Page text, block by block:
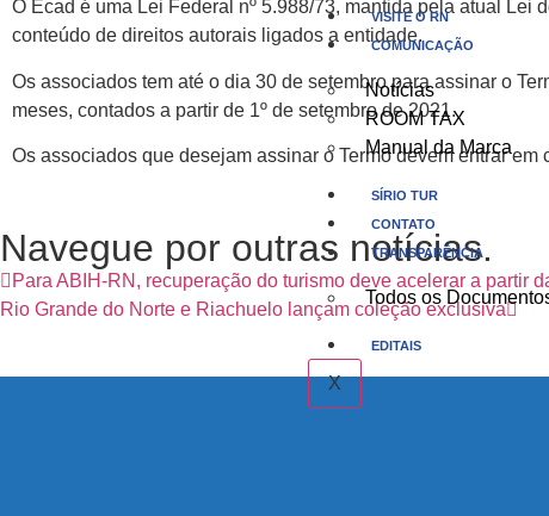
VISITE O RN
COMUNICAÇÃO
Notícias
ROOM TAX
Manual da Marca
SÍRIO TUR
CONTATO
TRANSPARÊNCIA
Todos os
EDITAIS
X
O Ecad é uma Lei Federal nº 5.988/73, mantida pela atual
conteúdo de direitos autorais ligados a entidade.
Os associados tem até o dia 30 de setembro para assinar o
meses, contados a partir de 1º de setembro de 2021.
Os associados que desejam assinar o Termo devem entrar
Navegue por outras notícias.
Para ABIH-RN, recuperação do turismo deve acelerar a partir
Rio Grande do Norte e Riachuelo lançam coleção exclusiva